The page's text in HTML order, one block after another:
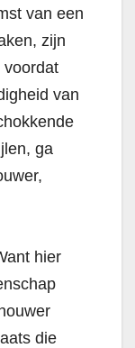
van een
zijn
voordat
van
ga
hier
die